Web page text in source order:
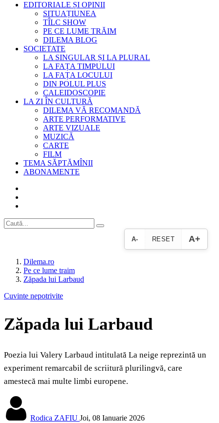
EDITORIALE ȘI OPINII
SITUAȚIUNEA
TÎLC SHOW
PE CE LUME TRĂIM
DILEMA BLOG
SOCIETATE
LA SINGULAR ȘI LA PLURAL
LA FAȚA TIMPULUI
LA FAȚA LOCULUI
DIN POLUL PLUS
CALEIDOSCOPIE
LA ZI ÎN CULTURĂ
DILEMA VĂ RECOMANDĂ
ARTE PERFORMATIVE
ARTE VIZUALE
MUZICĂ
CARTE
FILM
TEMA SĂPTĂMÎNII
ABONAMENTE
A- RESET A+
Dilema.ro
Pe ce lume traim
Zăpada lui Larbaud
Cuvinte nepotrivite
Zăpada lui Larbaud
Poezia lui Valery Larbaud intitulată La neige reprezintă un
experiment remarcabil de scriitură plurilingvă, care
amestecă mai multe limbi europene.
Rodica ZAFIU Joi, 08 Ianuarie 2026